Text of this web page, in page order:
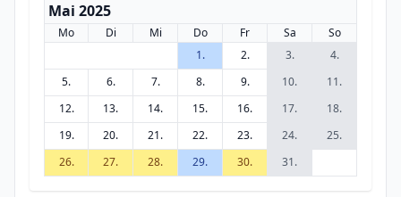
Mai 2025
Mo Di Mi Do Fr Sa
So
1.
2. 3.
4.
5.
6. 7. 8. 9. 10.
11.
12.
13. 14. 15. 16. 17.
18.
19.
20. 21. 22. 23. 24.
25.
26.
27. 28. 29. 30. 31.